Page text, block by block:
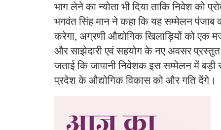
भाग लेने का न्योता भी दिया ताकि निवेश को
भगवंत सिंह मान ने कहा कि यह सम्मेलन पंजाब
करेगा, अग्रणी औद्योगिक खिलाड़ियों को एक
और साझेदारी एवं सहयोग के नए अवसर प्रस्तुत
जताई कि जापानी निवेशक इस सम्मेलन में बड़ी
प्रदेश के औद्योगिक विकास को और गति देंगे।